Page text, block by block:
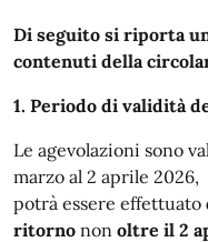
Di seguito si riporta
contenuti della
1. Periodo di validità
Le agevolazioni sono
marzo al 2 aprile
potrà essere effettuato
ritorno non oltre il 2